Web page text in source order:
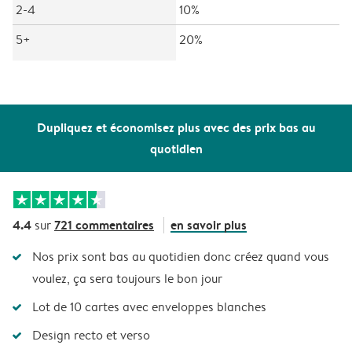
Dupliquez et économisez plus avec des prix bas au
quotidien
2-4
10%
5+
20%
4.4 sur721 commentaires en savoir plus
Nos prix sont bas au quotidien donc créez quand vous
voulez, ça sera toujours le bon jour
Lot de 10 cartes avec enveloppes blanches
Design recto et verso